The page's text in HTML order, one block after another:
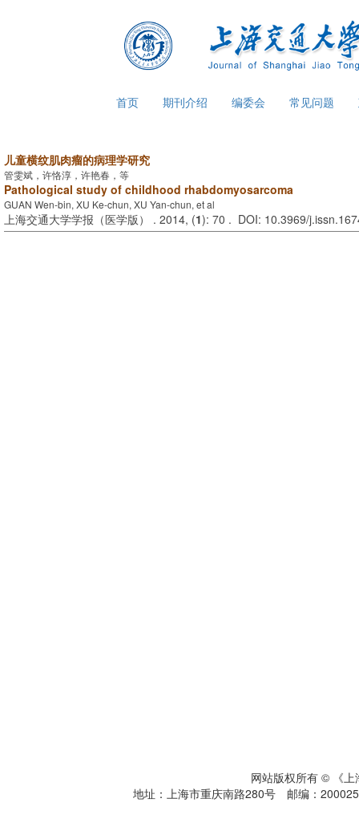
首页 期刊介绍 编委会 常见问题
儿童横纹肌肉瘤的病理学研究
管雯斌，许恪淳，许艳春，等
Pathological study of childhood rhabdomyosarcoma
GUAN Wen-bin, XU Ke-chun, XU Yan-chun, et al
上海交通大学学报（医学版） . 2014, (1): 70 . DOI: 10.3969/
网站版权所有 © 《
地址：上海市重庆南路280号 邮编：